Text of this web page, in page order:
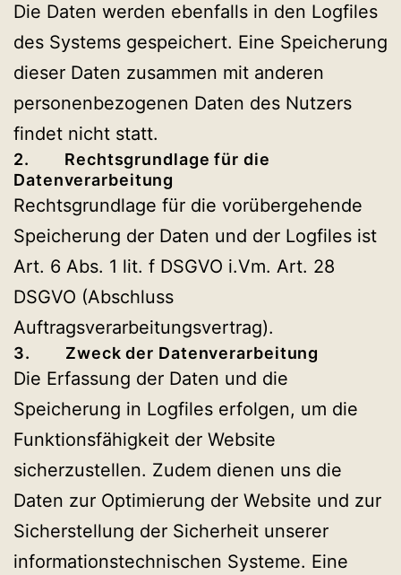
Die Daten werden ebenfalls in den Logfiles
des Systems gespeichert. Eine Speicherung
dieser Daten zusammen mit anderen
personenbezogenen Daten des Nutzers
findet nicht statt.
2. Rechtsgrundlage für die
Datenverarbeitung
Rechtsgrundlage für die vorübergehende
Speicherung der Daten und der Logfiles ist
Art. 6 Abs. 1 lit. f DSGVO i.Vm. Art. 28
DSGVO (Abschluss
Auftragsverarbeitungsvertrag).
3. Zweck der Datenverarbeitung
Die Erfassung der Daten und die
Speicherung in Logfiles erfolgen, um die
Funktionsfähigkeit der Website
sicherzustellen. Zudem dienen uns die
Daten zur Optimierung der Website und zur
Sicherstellung der Sicherheit unserer
informationstechnischen Systeme. Eine